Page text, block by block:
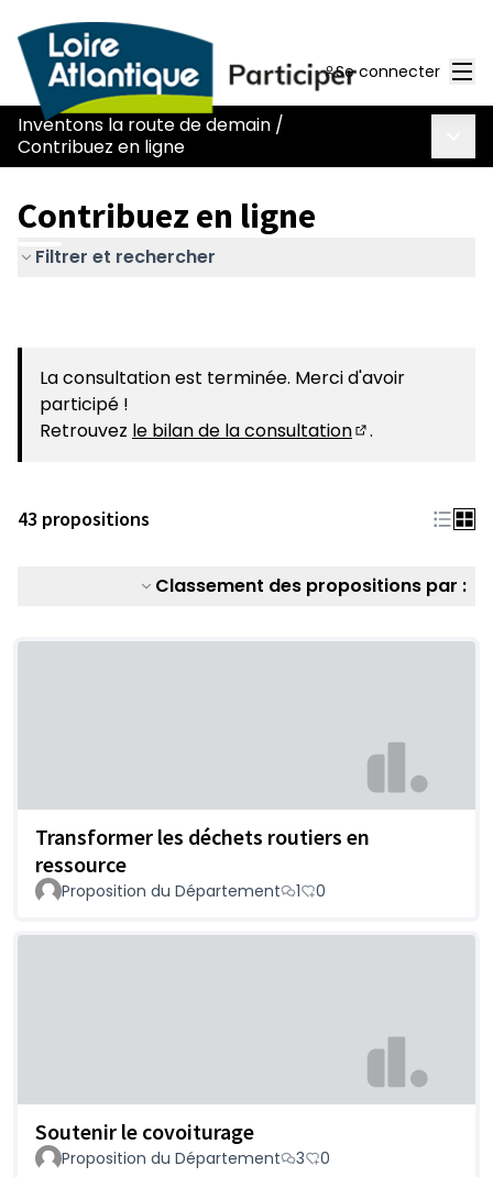
Se connecter
Inventons la route de demain /
Contribuez en ligne
Contribuez en ligne
Filtrer et rechercher
La consultation est terminée. Merci d'avoir
participé !
Retrouvez le bilan de la consultation .
43 propositions
Classement des propositions par :
Transformer les déchets routiers en
ressource
Proposition du Département 1 0
Soutenir le covoiturage
Proposition du Département 3 0